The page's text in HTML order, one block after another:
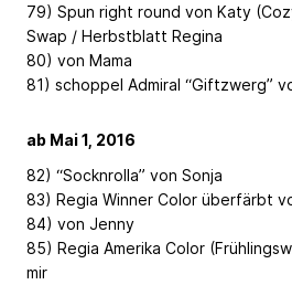
79) Spun right round von Katy
Swap / Herbstblatt Regina
80) von Mama
81) schoppel Admiral “Giftzwerg”
ab Mai 1, 2016
82) “Socknrolla” von Sonja
83) Regia Winner Color überfärbt
84) von Jenny
85) Regia Amerika Color
mir